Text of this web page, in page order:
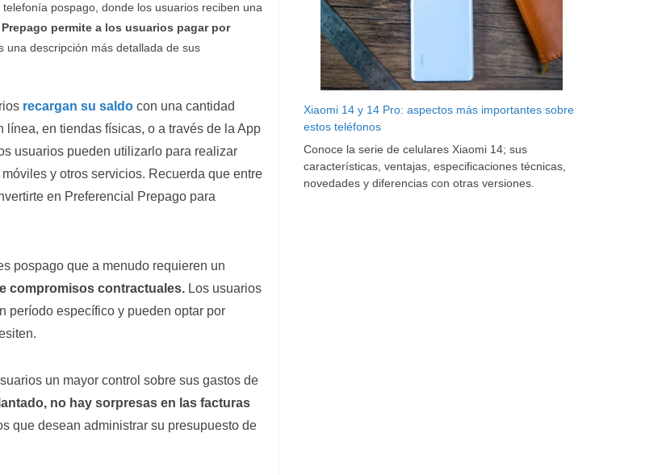
pospago, donde los usuarios reciben una
permite a los usuarios pagar por
una descripción más detallada de sus
recargan su saldo con una cantidad
en tiendas físicas, o a través de la App
usuarios pueden utilizarlo para realizar
y otros servicios. Recuerda que entre
en Preferencial Prepago para
pospago que a menudo requieren un
compromisos contractuales. Los usuarios
período específico y pueden optar por
un mayor control sobre sus gastos de
no hay sorpresas en las facturas
que desean administrar su presupuesto de
Xiaomi 14 y 14 Pro: aspectos más importantes sobre
estos teléfonos
Conoce la serie de celulares Xiaomi 14; sus
características, ventajas, especificaciones técnicas,
novedades y diferencias con otras versiones.